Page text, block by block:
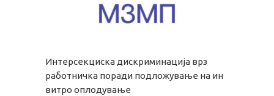
Интерсекциска дискриминација врз
работничка поради подложување на ин
витро оплодување